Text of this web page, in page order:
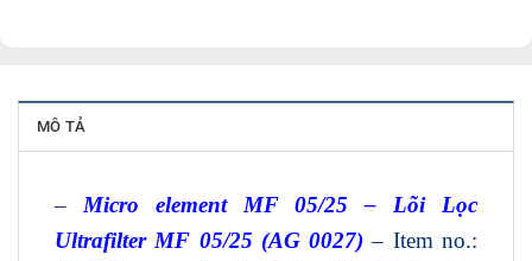
MÔ TẢ
– Micro element MF 05/25 – Lõi Lọc
Ultrafilter MF 05/25 (AG 0027) – Item no.: